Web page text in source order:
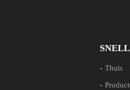
Thuis